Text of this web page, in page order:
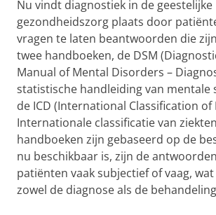
Nu vindt diagnostiek in de geestelijke
gezondheidszorg plaats door
vragen te laten beantwoorden die
twee handboeken, de DSM
Manual of Mental Disorders –
statistische handleiding van mentale
de ICD (International Classification of
Internationale classificatie van
handboeken zijn gebaseerd op de
nu beschikbaar is, zijn de
patiënten vaak subjectief of vaag,
zowel de diagnose als de